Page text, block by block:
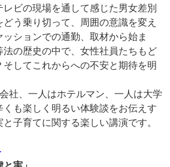
ビの現場を通して感じた男女差別
う乗り切って、周囲の意識を変え
ションでの通勤、取材から始ま
法の歴史の中で、女性社員たちもど
そしてこれからへの不安と期待を明
社、一人はホテルマン、一人は大学
も楽しく明るい体験談をお伝えす
子育てに関する楽しい講演です。